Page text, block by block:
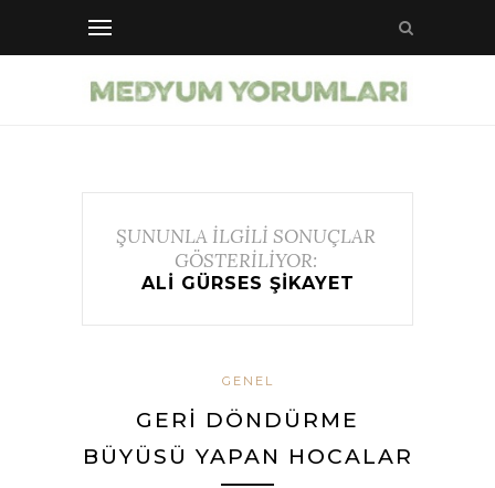
ŞUNUNLA İLGİLİ SONUÇLAR
GÖSTERİLİYOR:
ALI GÜRSES ŞIKAYET
GENEL
GERI DÖNDÜRME
BÜYÜSÜ YAPAN HOCALAR